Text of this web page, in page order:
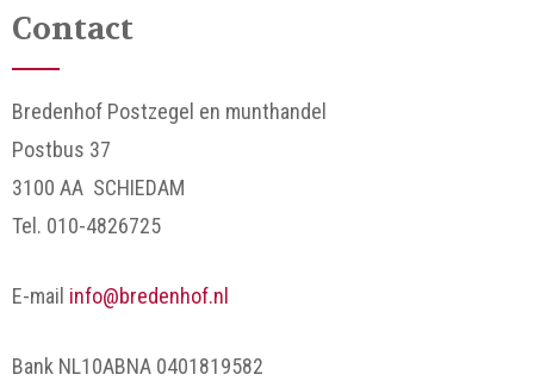
Contact
Bredenhof Postzegel en munthandel
Postbus 37
3100 AA SCHIEDAM
Tel. 010-4826725
E-mail info@bredenhof.nl
Bank NL10ABNA 0401819582